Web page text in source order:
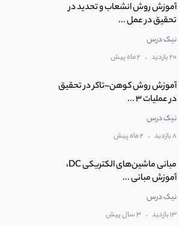
آموزش روش انشعاب و تحدید در
تحقیق در عمل ...
نیک درس
20 بازدید . 2 ماه پیش
آموزش روش کوهن–تاکر در تحقیق
در عملیات 3 ...
نیک درس
8 بازدید . 2 ماه پیش
مبانی ماشین‌های الکتریکی DC،
آموزش مبانی ...
نیک درس
13 بازدید . 3 سال پیش